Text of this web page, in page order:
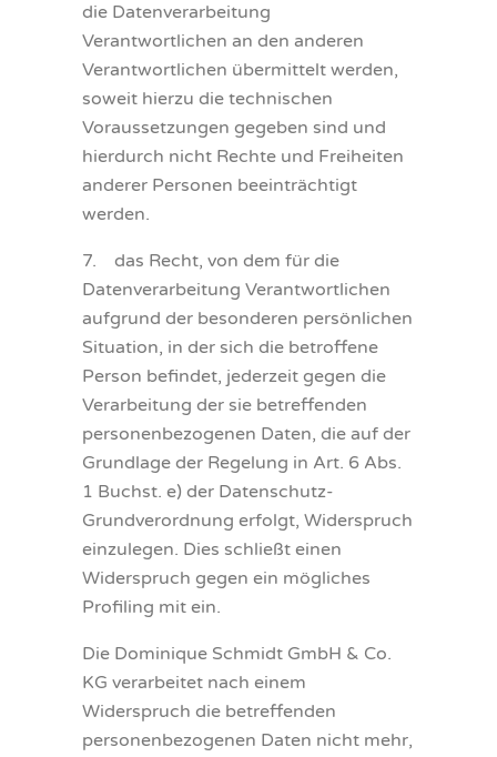
die Datenverarbeitung
Verantwortlichen an den anderen
Verantwortlichen übermittelt werden,
soweit hierzu die technischen
Voraussetzungen gegeben sind und
hierdurch nicht Rechte und Freiheiten
anderer Personen beeinträchtigt
werden.
7. das Recht, von dem für die
Datenverarbeitung Verantwortlichen
aufgrund der besonderen persönlichen
Situation, in der sich die betroffene
Person befindet, jederzeit gegen die
Verarbeitung der sie betreffenden
personenbezogenen Daten, die auf der
Grundlage der Regelung in Art. 6 Abs.
1 Buchst. e) der Datenschutz-
Grundverordnung erfolgt, Widerspruch
einzulegen. Dies schließt einen
Widerspruch gegen ein mögliches
Profiling mit ein.
Die Dominique Schmidt GmbH & Co.
KG verarbeitet nach einem
Widerspruch die betreffenden
personenbezogenen Daten nicht mehr,